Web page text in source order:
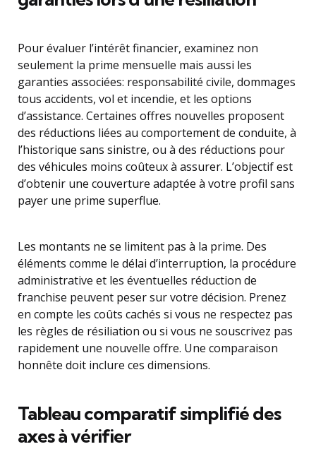
Pour évaluer l’intérêt financier, examinez non
seulement la prime mensuelle mais aussi les
garanties associées: responsabilité civile, dommages
tous accidents, vol et incendie, et les options
d’assistance. Certaines offres nouvelles proposent
des réductions liées au comportement de conduite, à
l’historique sans sinistre, ou à des réductions pour
des véhicules moins coûteux à assurer. L’objectif est
d’obtenir une couverture adaptée à votre profil sans
payer une prime superflue.
Les montants ne se limitent pas à la prime. Des
éléments comme le délai d’interruption, la procédure
administrative et les éventuelles réduction de
franchise peuvent peser sur votre décision. Prenez
en compte les coûts cachés si vous ne respectez pas
les règles de résiliation ou si vous ne souscrivez pas
rapidement une nouvelle offre. Une comparaison
honnête doit inclure ces dimensions.
Tableau comparatif simplifié des
axes à vérifier